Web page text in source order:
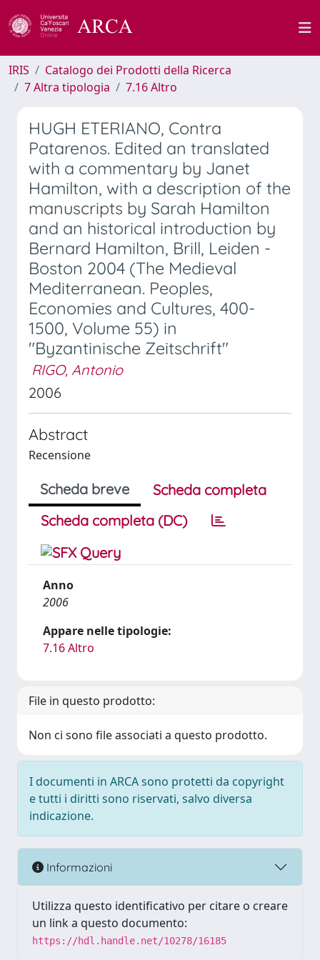
IRIS
Catalogo dei Prodotti della Ricerca
7 Altra tipologia
7.16 Altro
HUGH ETERIANO, Contra
Patarenos. Edited an translated
with a commentary by Janet
Hamilton, with a description of the
manuscripts by Sarah Hamilton
and an historical introduction by
Bernard Hamilton, Brill, Leiden -
Boston 2004 (The Medieval
Mediterranean. Peoples,
Economies and Cultures, 400-
1500, Volume 55) in
"Byzantinische Zeitschrift"
RIGO, Antonio
2006
Abstract
Recensione
Scheda breve
Scheda completa
Scheda completa (DC)
Anno
2006
Appare nelle tipologie:
7.16 Altro
File in questo prodotto:
Non ci sono file associati a questo prodotto.
I documenti in ARCA sono protetti da copyright
e tutti i diritti sono riservati, salvo diversa
indicazione.
Informazioni
Utilizza questo identificativo per citare o creare
un link a questo documento:
https://hdl.handle.net/10278/16185